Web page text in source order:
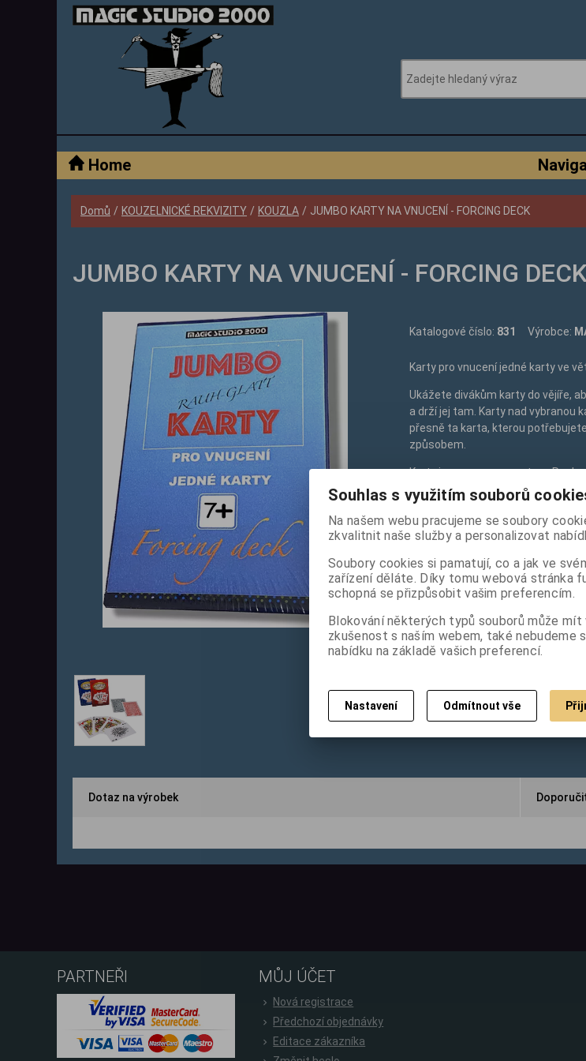
Home
Domů / KOUZELNICKÉ REKVIZITY / KOUZLA / JUMBO KARTY NA VNUCENÍ - FORCING DECK
JUMBO KARTY NA VNUCENÍ - FORCING
Katalogové číslo: 831 Výrobce:
Karty pro vnucení jedné karty ve
Ukážete divákům karty do vějíře,
a drží jej tam. Karty nad vybranou
přesně ta karta, kterou
způsobem.
Karty jsou upraveny vrstvou
to do poznámky k objednávce a
množství, bude fajn když
Velikost karet je 9,5 x 14,5 cm
250 Kč (Vaše cena bez


ks
Dotaz na výrobek
PARTNEŘI MŮJ ÚČET
Nová registrace
Předchozí objednávky
Editace zákazníka
Souhlas s využitím souborů
Na našem webu pracujeme se soubory
zkvalitnit naše služby a personalizovat
Soubory cookies si pamatují, co a jak ve
zařízení děláte. Díky tomu webová stránka
schopná se přizpůsobit vašim preferencím.
Blokování některých typů souborů může mít
zkušenost s naším webem, také nebudeme
nabídku na základě vašich preferencí.
Nastavení Odmítnout vše